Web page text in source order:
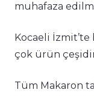
muhafaza
Kocaeli
çok ürün
Tüm Makaron